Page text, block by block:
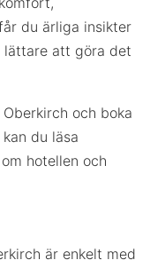
du ärliga insikter
lättare att göra det
och boka
du läsa
hotellen och
är enkelt med